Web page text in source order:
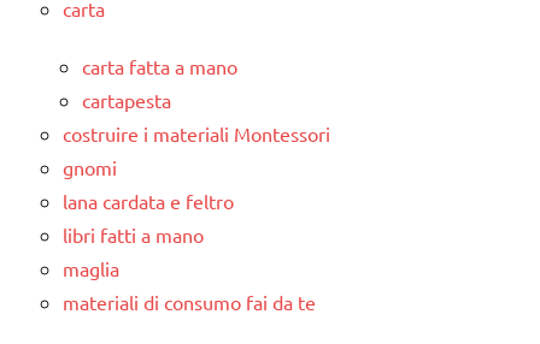
carta
carta fatta a mano
cartapesta
costruire i materiali Montessori
gnomi
lana cardata e feltro
libri fatti a mano
maglia
materiali di consumo fai da te